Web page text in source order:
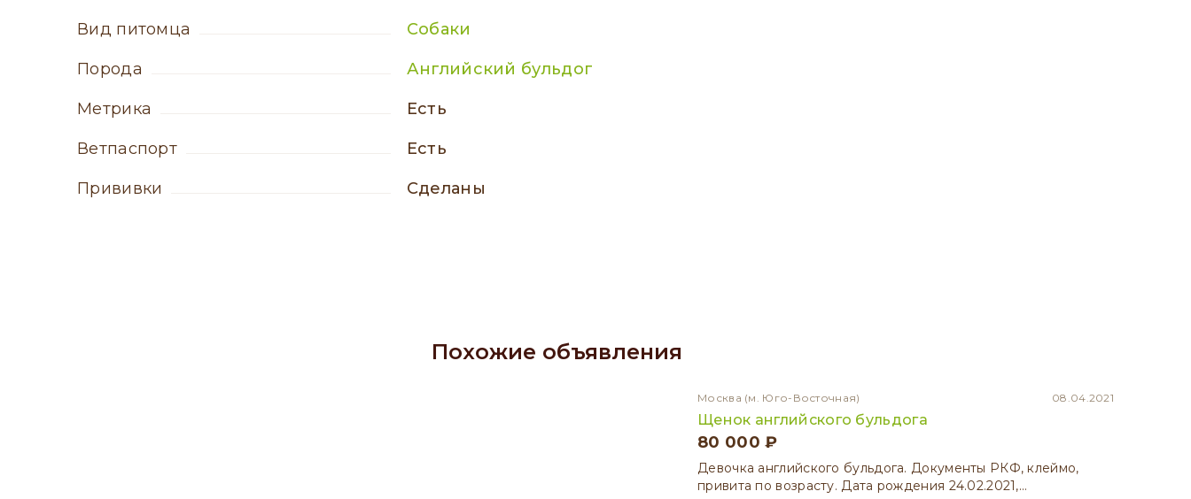
вид питомца Собаки
порода Английский бульдог
метрика есть
ветпаспорт есть
прививки сделаны
Похожие объявления
Москва (м. Юго-Восточная) 08.04.2021
Щенок английского бульдога
80 000 ₽
Девочка английского бульдога. Документы РКФ, клеймо,
привита по возрасту. Дата рождения 24.02.2021,…